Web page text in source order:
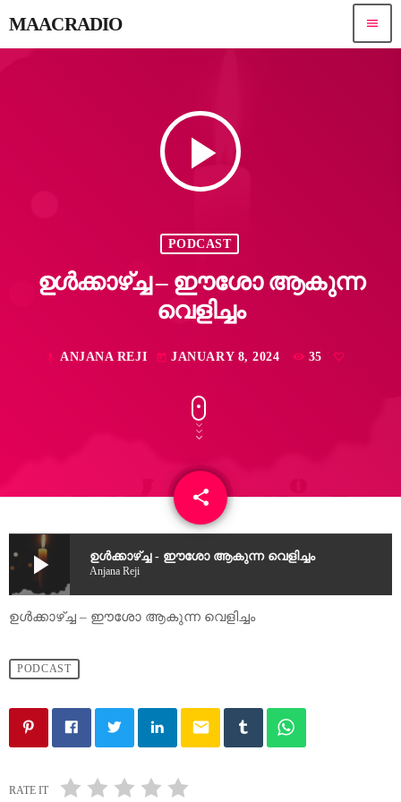
MAACRADIO menu
play_arrow
PODCAST
ഉൾക്കാഴ്ച്ച – ഈശോ ആകുന്ന
വെളിച്ചം
mic ANJANA REJI today JANUARY 8, 2024 35
share
email
play_arrow ഉൾക്കാഴ്ച്ച - ഈശോ ആകുന്ന വെളിച്ചം
Anjana Reji
ഉൾക്കാഴ്ച്ച – ഈശോ ആകുന്ന വെളിച്ചം
PODCAST
email
RATE IT